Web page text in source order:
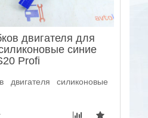
двигателя для
синие
Profi
двигателя силиконовые